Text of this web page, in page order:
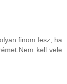
finom lesz, ha
kell vele